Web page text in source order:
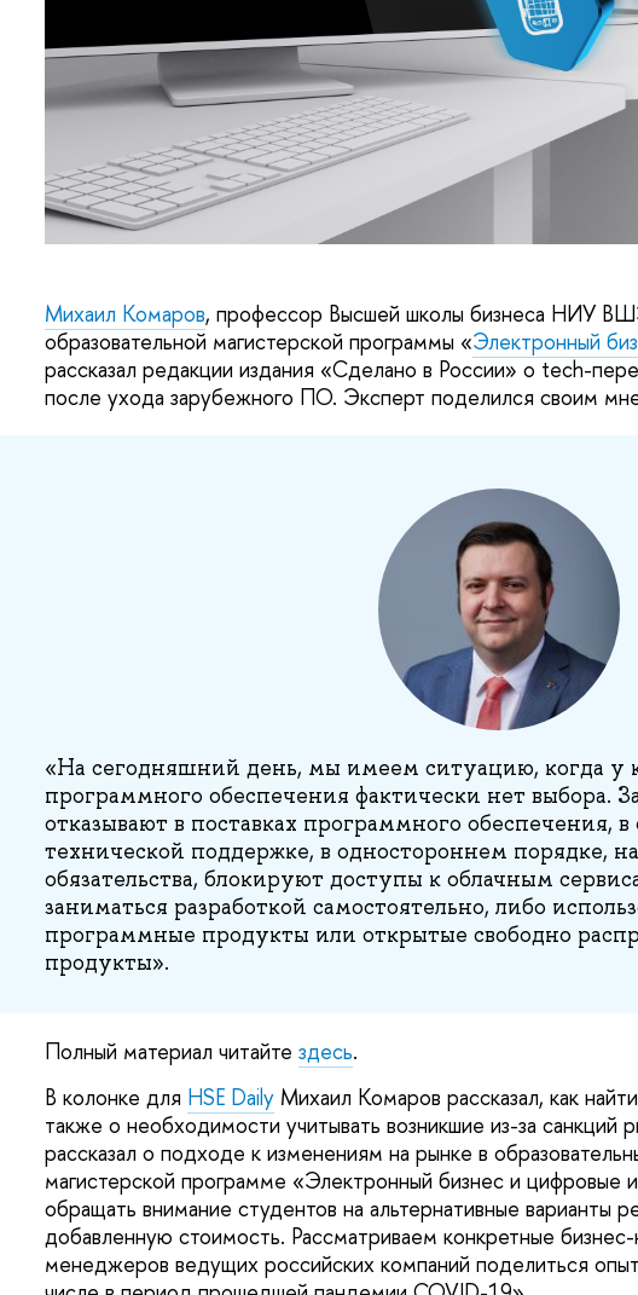
Михаил Комаров, профессор Высшей школы бизнеса НИУ
образовательной магистерской программы «Электронный
рассказал редакции издания «Сделано в России» о tech-
после ухода зарубежного ПО. Эксперт поделился своим
«На сегодняшний день, мы имеем ситуацию, когда у
программного обеспечения фактически нет выбора.
отказывают в поставках программного обеспечения,
технической поддержке, в одностороннем порядке,
обязательства, блокируют доступы к облачным
заниматься разработкой самостоятельно, либо
программные продукты или открытые свободно
продукты».
Полный материал читайте здесь.
В колонке для HSE DailyМихаил Комаров рассказал, как
также о необходимости учитывать возникшие из-за
рассказал о подходе к изменениям на рынке в
магистерской программе «Электронный бизнес и цифровые
обращать внимание студентов на альтернативные варианты
добавленную стоимость. Рассматриваем конкретные
менеджеров ведущих российских компаний поделиться